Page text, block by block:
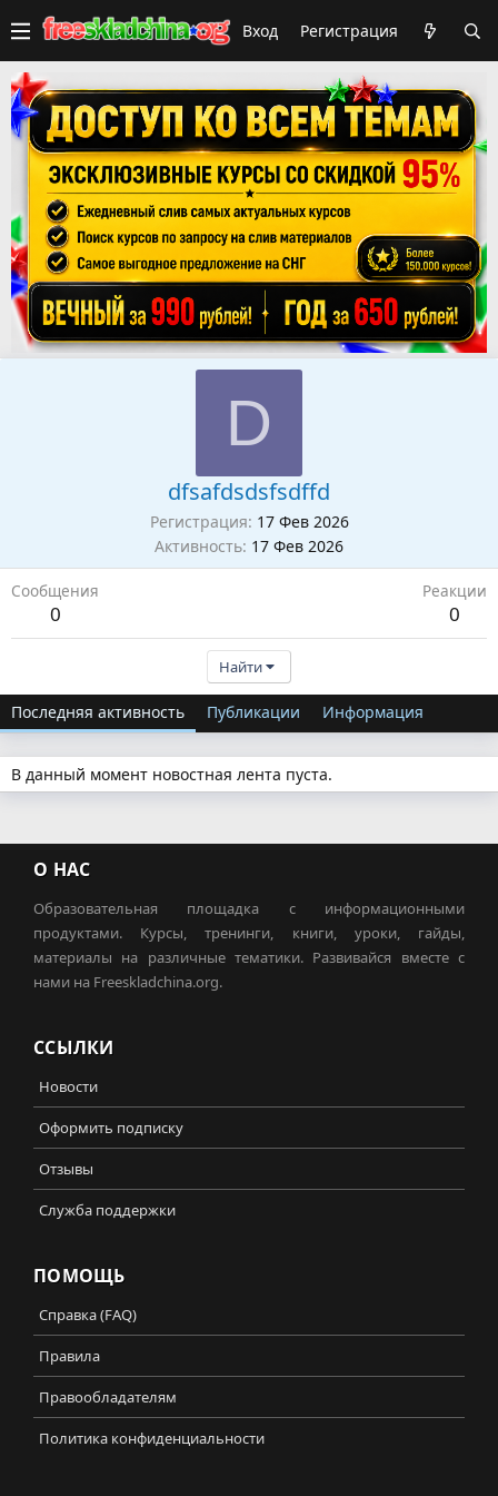
Вход Регистрация
D
dfsafdsdsfsdffd
Регистрация 17 Фев 2026
Активность 17 Фев 2026
Сообщения
0
Реакции
0
Найти
Последняя активность Публикации Информация
В данный момент новостная лента пуста.
О НАС
Образовательная площадка с информационными
продуктами. Курсы, тренинги, книги, уроки, гайды,
материалы на различные тематики. Развивайся вместе с
нами на Freeskladchina.org.
ССЫЛКИ
Новости
Оформить подписку
Отзывы
Служба поддержки
ПОМОЩЬ
Справка (FAQ)
Правила
Правообладателям
Политика конфиденциальности